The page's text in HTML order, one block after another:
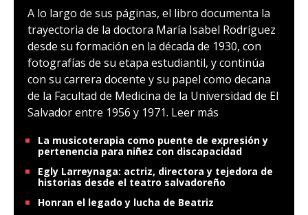
A lo largo de sus páginas, el libro documenta la
trayectoria de la doctora María Isabel Rodríguez
desde su formación en la década de 1930, con
fotografías de su etapa estudiantil, y continúa
con su carrera docente y su papel como decana
de la Facultad de Medicina de la Universidad de El
Salvador entre 1956 y 1971. Leer más
La musicoterapia como puente de expresión y
pertenencia para niñez con discapacidad
Egly Larreynaga: actriz, directora y tejedora de
historias desde el teatro salvadoreño
Honran el legado y lucha de Beatriz